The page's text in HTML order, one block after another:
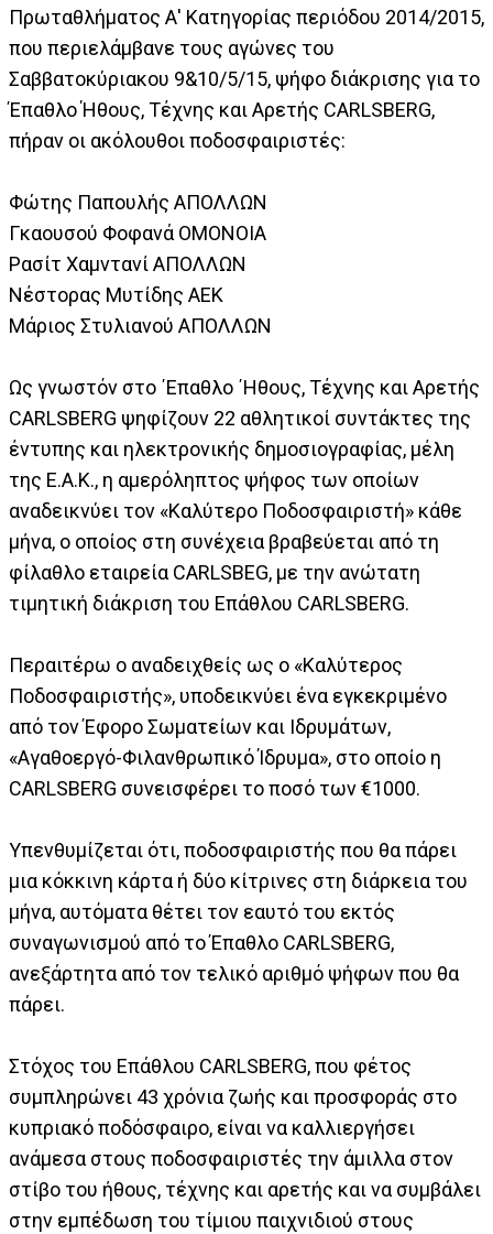
Πρωταθλήματος Α' Κατηγορίας περιόδου 2014/2015,
που περιελάμβανε τους αγώνες του
Σαββατοκύριακου 9&10/5/15, ψήφο διάκρισης για το
Έπαθλο Ήθους, Τέχνης και Αρετής CARLSBERG,
πήραν οι ακόλουθοι ποδοσφαιριστές:
Φώτης Παπουλής ΑΠΟΛΛΩΝ
Γκαουσού Φοφανά ΟΜΟΝΟΙΑ
Ρασίτ Χαμντανί ΑΠΟΛΛΩΝ
Νέστορας Μυτίδης ΑΕΚ
Μάριος Στυλιανού ΑΠΟΛΛΩΝ
Ως γνωστόν στο ΄Επαθλο ΄Ηθους, Τέχνης και Αρετής
CARLSBERG ψηφίζουν 22 αθλητικοί συντάκτες της
έντυπης και ηλεκτρονικής δημοσιογραφίας, μέλη
της Ε.Α.Κ., η αμερόληπτος ψήφος των οποίων
αναδεικνύει τον «Καλύτερο Ποδοσφαιριστή» κάθε
μήνα, ο οποίος στη συνέχεια βραβεύεται από τη
φίλαθλο εταιρεία CARLSBEG, με την ανώτατη
τιμητική διάκριση του Eπάθλου CARLSBERG.
Περαιτέρω ο αναδειχθείς ως ο «Καλύτερος
Ποδοσφαιριστής», υποδεικνύει ένα εγκεκριμένο
από τον Έφορο Σωματείων και Ιδρυμάτων,
«Αγαθοεργό-Φιλανθρωπικό Ίδρυμα», στο οποίο η
CARLSBERG συνεισφέρει το ποσό των €1000.
Υπενθυμίζεται ότι, ποδοσφαιριστής που θα πάρει
μια κόκκινη κάρτα ή δύο κίτρινες στη διάρκεια του
μήνα, αυτόματα θέτει τον εαυτό του εκτός
συναγωνισμού από το Έπαθλο CARLSBERG,
ανεξάρτητα από τον τελικό αριθμό ψήφων που θα
πάρει.
Στόχος του Επάθλου CARLSBERG, που φέτος
συμπληρώνει 43 χρόνια ζωής και προσφοράς στο
κυπριακό ποδόσφαιρο, είναι να καλλιεργήσει
ανάμεσα στους ποδοσφαιριστές την άμιλλα στον
στίβο του ήθους, τέχνης και αρετής και να συμβάλει
στην εμπέδωση του τίμιου παιχνιδιού στους